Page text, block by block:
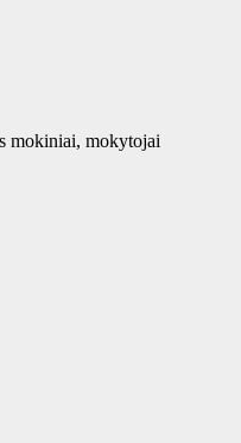
mokiniai, mokytojai